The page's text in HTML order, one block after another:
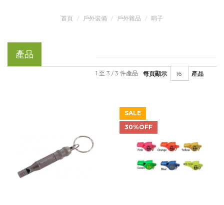
首頁 戶外裝備 戶外雜品 哨子
產品
每頁顯示 產品
1 至 3 / 3 件產品
SALE
30%OFF